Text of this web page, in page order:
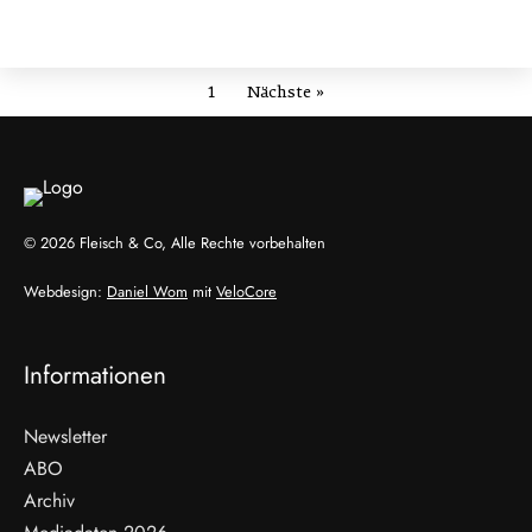
1 Nächste »
© 2026 Fleisch & Co, Alle Rechte vorbehalten
Webdesign: Daniel Wom mit VeloCore
Informationen
Newsletter
ABO
Archiv